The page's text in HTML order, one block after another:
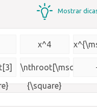
Mostrar
x^4
\nthroot[\msquare]
{\square}